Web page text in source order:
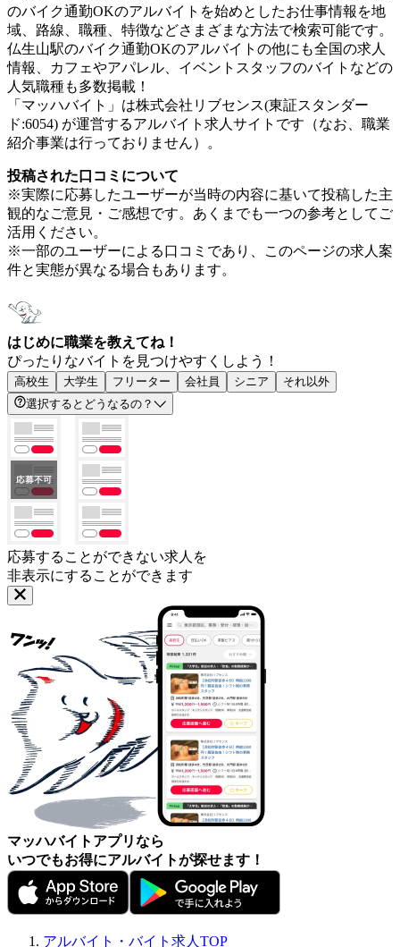
のバイク通勤OKのアルバイトを始めとしたお仕事情報を地
域、路線、職種、特徴などさまざまな方法で検索可能です。
仏生山駅のバイク通勤OKのアルバイトの他にも全国の求人
情報、カフェやアパレル、イベントスタッフのバイトなどの
人気職種も多数掲載！
「マッハバイト」は株式会社リブセンス(東証スタンダー
ド:6054) が運営するアルバイト求人サイトです（なお、職業
紹介事業は行っておりません）。
投稿された口コミについて
※実際に応募したユーザーが当時の内容に基いて投稿した主
観的なご意見・ご感想です。あくまでも一つの参考としてご
活用ください。
※一部のユーザーによる口コミであり、このページの求人案
件と実態が異なる場合もあります。
はじめに職業を教えてね！
ぴったりなバイトを見つけやすくしよう！
高校生 大学生 フリーター 会社員 シニア
それ以外
選択するとどうなるの？
応募することができない求人を
非表示にすることができます
マッハバイトアプリなら
いつでもお得にアルバイトが探せます！
アルバイト・バイト求人TOP